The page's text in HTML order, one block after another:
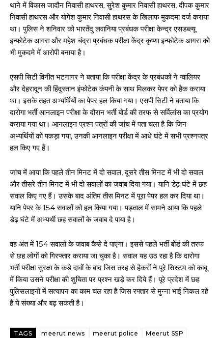
थाने में विकास जादौन निवासी हाथरस, सुरेश कुमार निवासी हाथरस, दीपक कुमार
निवासी हाथरस और योगेश कुमार निवासी हाथरस के खिलाफ मुकदमा दर्ज कराया
था। पुलिस ने शनिवार को भारतेंदु लवानिया प्रबंधक परीक्षा केन्द्र एसडब्ल्यू
इन्फोटेक आगरा और महेश चंद्रा प्रबंधक परीक्षा केंद्र कृष्णा इन्फोटेक आगरा को
भी मुकदमे में आरोपी बनाया है।
एसपी सिटी विनीत भटनागर ने बताया कि परीक्षा केंद्र के प्रबंधकों ने ग्वालियर
और देहरादून की हिंदुस्तान इंफोटेक कंपनी के साथ मिलकर पेपर को हैक कराया
था। इसके तहत अभ्यर्थियों का पेपर हल किया गया। एसपी सिटी ने बताया कि
दारोगा भर्ती आनलाइन परीक्षा के दौरान भर्ती बोर्ड की तरफ से सर्विलांस का प्रयोग
कराया गया था। आनलाइन प्रश्न पत्रों की जांच में पता चला है कि जिन
अभ्यर्थियों को पकड़ा गया, उनकी आनलाइन परीक्षा में आधे घंटे में सभी प्रश्नपत्र
हल किए गए हैं।
जांच में आया कि पहले तीन मिनट में दो सवाल, दूसरे तीस मिनट में भी दो सवाल
और तीसरे तीन मिनट में भी दो सवालों का जवाब दिया गया। यानि डेढ़ घंटे में छह
सवाल किए गए हैं। उसके बाद अंतिम तीस मिनट में पूरा पेपर हल कर दिया था।
यानि पेपर के 154 सवालों को हल किया गया। पड़ताल में सामने आया कि पहले
डेढ़ घंटे में अभ्यर्थी छह सवालों के जवाब दे पाया है।
वह अंत में 154 सवालों के जवाब कैसे दे पाएंगा। इससे पहले भर्ती बोर्ड की तरफ
से छह लोगों को गिरफ्तार कराया जा चुका है। सवाल यह उठ रहा है कि दारोगा
भर्ती परीक्षा सुरक्षा के कड़े दावों के बाद जिस तरह से हैकरों ने पूरे सिस्टम को काबू
में किया उसने परीक्षा की शुचिता पर प्रश्न खड़े कर दिये हैं। पूरे प्रदेश में छह
पुलिसलाइनों में सत्यापन का काम चल रहा है जिस रफ्तार से मुन्ना भाई निकल रहे
हैं ये संख्या और बढ़ सकती है।
TAGS meerut news meerut police
Meerut SSP